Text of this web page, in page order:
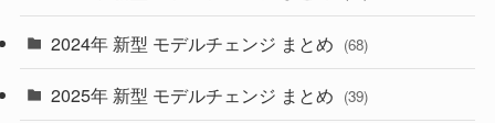
(4)
(9)
2024年 新型 モデルチェンジ まとめ (68)
2025年 新型 モデルチェンジ まとめ (39)